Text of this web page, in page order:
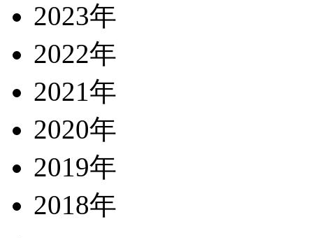
2023年
2022年
2021年
2020年
2019年
2018年